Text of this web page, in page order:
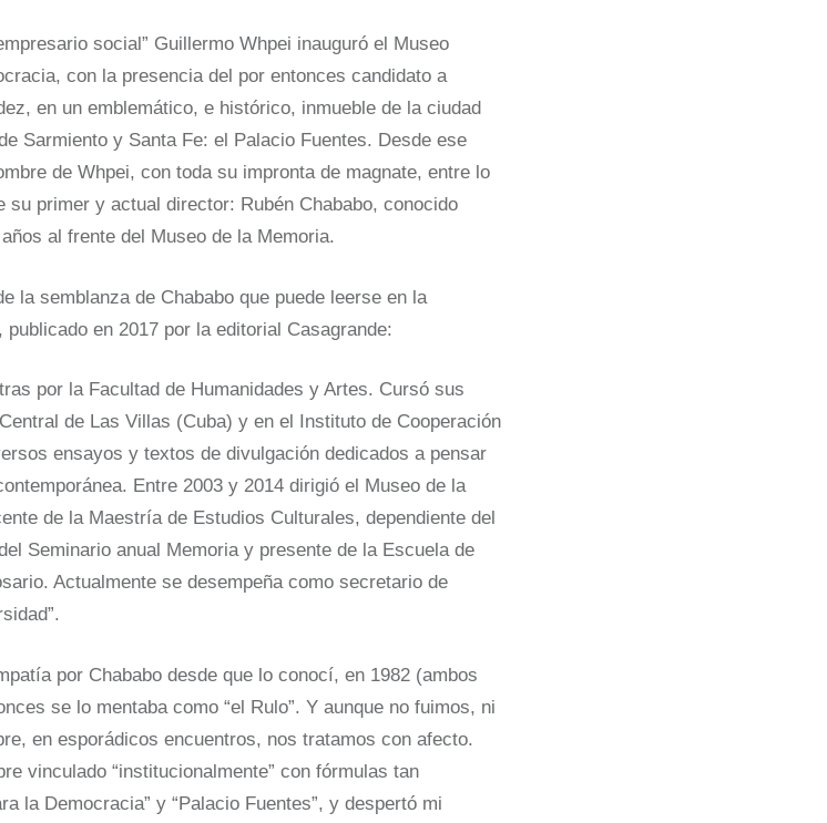
social” Guillermo Whpei inauguró el Museo
con la presencia del por entonces candidato a
en un emblemático, e histórico, inmueble de la ciudad
Sarmiento y Santa Fe: el Palacio Fuentes. Desde ese
de Whpei, con toda su impronta de magnate, entre lo
primer y actual director: Rubén Chababo, conocido
al frente del Museo de la Memoria.
la semblanza de Chababo que puede leerse en la
publicado en 2017 por la editorial Casagrande:
por la Facultad de Humanidades y Artes. Cursó sus
de Las Villas (Cuba) y en el Instituto de Cooperación
ensayos y textos de divulgación dedicados a pensar
Entre 2003 y 2014 dirigió el Museo de la
de la Maestría de Estudios Culturales, dependiente del
Seminario anual Memoria y presente de la Escuela de
Actualmente se desempeña como secretario de
por Chababo desde que lo conocí, en 1982 (ambos
se lo mentaba como “el Rulo”. Y aunque no fuimos, ni
en esporádicos encuentros, nos tratamos con afecto.
vinculado “institucionalmente” con fórmulas tan
la Democracia” y “Palacio Fuentes”, y despertó mi